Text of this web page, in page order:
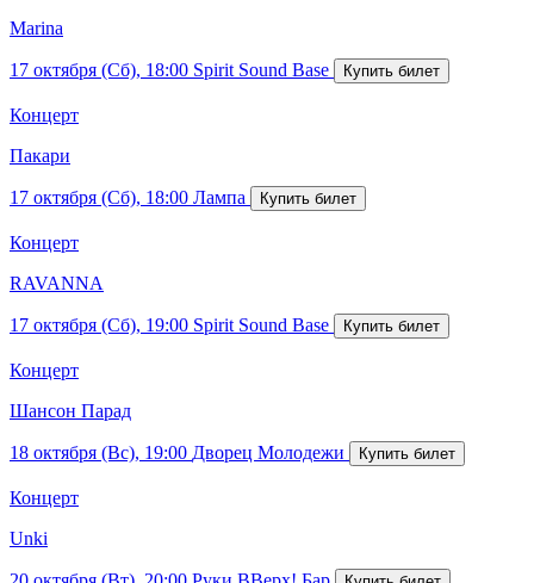
Marina
17 октября (Сб), 18:00 Spirit Sound Base
Концерт
Пакари
17 октября (Сб), 18:00 Лампа
Концерт
RAVANNA
17 октября (Сб), 19:00 Spirit Sound Base
Концерт
Шансон Парад
18 октября (Вс), 19:00 Дворец Молодежи
Концерт
Unki